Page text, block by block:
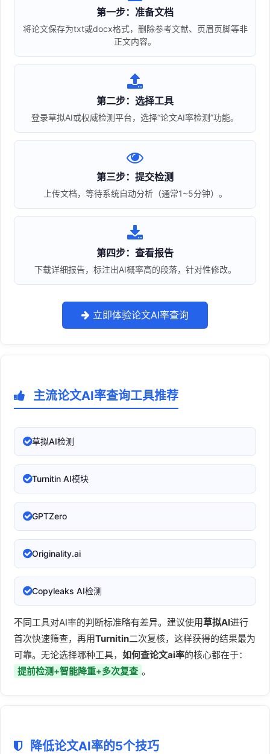
第一步：准备文档
将论文保存为txt或docx格式，删除参考文献、页眉页脚等非
正文内容。
第二步：选择工具
登录草拟AI或权威检测平台，选择“论文AI率检测”功能。
第三步：提交检测
上传文档，等待系统自动分析（通常1~5分钟）。
第四步：查看报告
下载详细报告，标注出AI概率高的段落，针对性修改。
立即体验论文AI率查询
主流论文AI率查询工具推荐
草拟AI检测
Turnitin AI模块
GPTZero
Originality.ai
Copyleaks AI检测
不同工具对AI率的判断标准略有差异。建议使用草拟AI进行
首次快速筛查，再用Turnitin二次复核，这样获得的结果最为
可靠。无论选择哪种工具， 如何查论文ai率的核心都在于：
提前检测+智能降重+多次复查 。
降低论文AI率的5个技巧